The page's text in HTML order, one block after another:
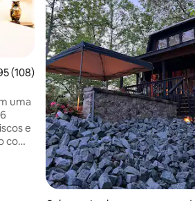
de uma avaliação média de 5, 108
(108)
uma
e
com